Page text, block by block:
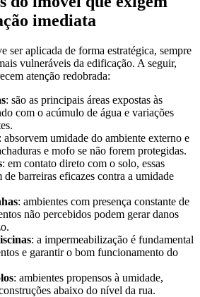
imediata
ser aplicada de forma estratégica, sempre
vulneráveis da edificação. A seguir,
atenção redobrada:
: são as principais áreas expostas às
com o acúmulo de água e variações
: absorvem umidade do ambiente externo e
e mofo se não forem protegidas.
: em contato direto com o solo, essas
de barreiras eficazes contra a umidade
: ambientes com presença constante de
não percebidos podem gerar danos
: a impermeabilização é fundamental
e garantir o bom funcionamento do
: ambientes propensos à umidade,
abaixo do nível da rua.